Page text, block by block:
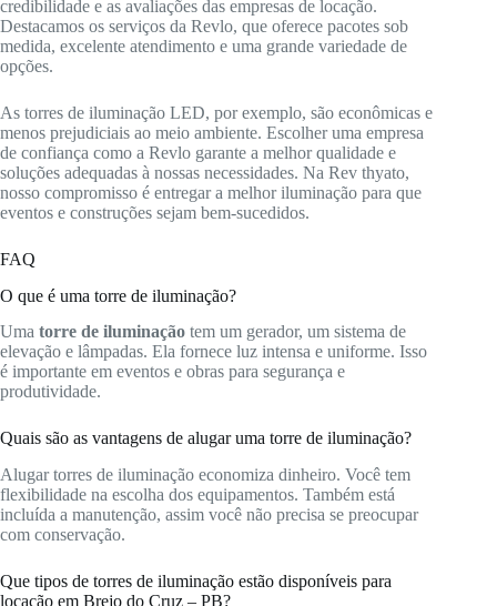
credibilidade e as avaliações das empresas de locação.
Destacamos os serviços da Revlo, que oferece pacotes sob
medida, excelente atendimento e uma grande variedade de
opções.
As torres de iluminação LED, por exemplo, são econômicas e
menos prejudiciais ao meio ambiente. Escolher uma empresa
de confiança como a Revlo garante a melhor qualidade e
soluções adequadas à nossas necessidades. Na Rev thyato,
nosso compromisso é entregar a melhor iluminação para que
eventos e construções sejam bem-sucedidos.
FAQ
O que é uma torre de iluminação?
Uma torre de iluminação tem um gerador, um sistema de
elevação e lâmpadas. Ela fornece luz intensa e uniforme. Isso
é importante em eventos e obras para segurança e
produtividade.
Quais são as vantagens de alugar uma torre de iluminação?
Alugar torres de iluminação economiza dinheiro. Você tem
flexibilidade na escolha dos equipamentos. Também está
incluída a manutenção, assim você não precisa se preocupar
com conservação.
Que tipos de torres de iluminação estão disponíveis para
locação em Brejo do Cruz – PB?